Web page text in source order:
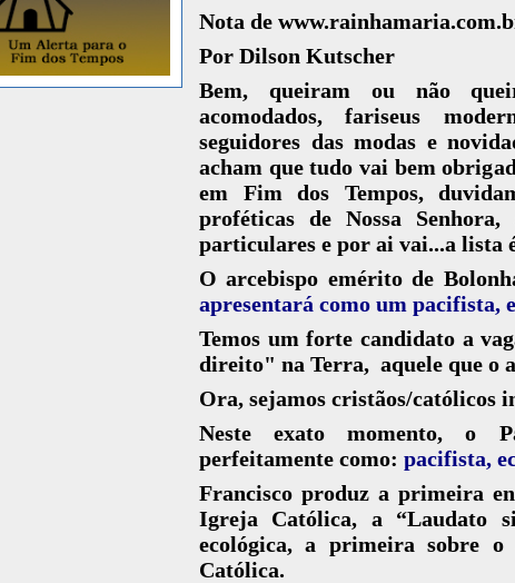
Nota de
Por Dilson Kutscher
Bem, queiram ou não
acomodados, fariseus
seguidores das modas e
acham que tudo vai bem
em Fim dos Tempos,
proféticas de Nossa
particulares e por ai vai...a lista
O arcebispo emérito de
apresentará como um pacifista,
Temos um forte candidato a
direito" na Terra, aquele que o
Ora, sejamos cristãos/católicos
Neste exato momento, o
perfeitamente como: pacifista,
Francisco produz a primeira
Igreja Católica, a “Laudato
ecológica, a primeira sobre
Católica.